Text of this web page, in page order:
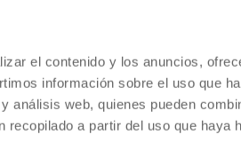
el contenido y los anuncios,
información sobre el uso que
análisis web, quienes pueden
recopilado a partir del uso que haya